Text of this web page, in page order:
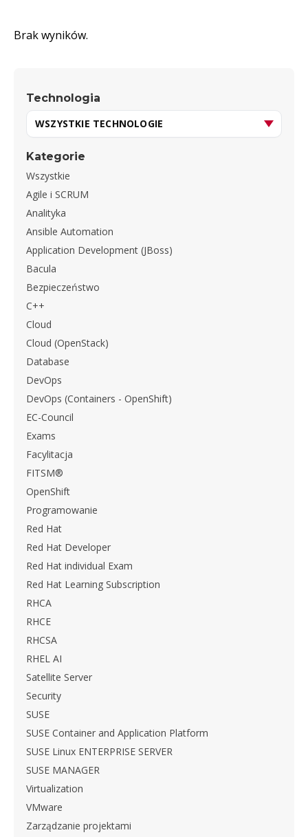
Brak wyników.
Technologia
Kategorie
Wszystkie
Agile i SCRUM
Analityka
Ansible Automation
Application Development (JBoss)
Bacula
Bezpieczeństwo
C++
Cloud
Cloud (OpenStack)
Database
DevOps
DevOps (Containers - OpenShift)
EC-Council
Exams
Facylitacja
FITSM®
OpenShift
Programowanie
Red Hat
Red Hat Developer
Red Hat individual Exam
Red Hat Learning Subscription
RHCA
RHCE
RHCSA
RHEL AI
Satellite Server
Security
SUSE
SUSE Container and Application Platform
SUSE Linux ENTERPRISE SERVER
SUSE MANAGER
Virtualization
VMware
Zarządzanie projektami